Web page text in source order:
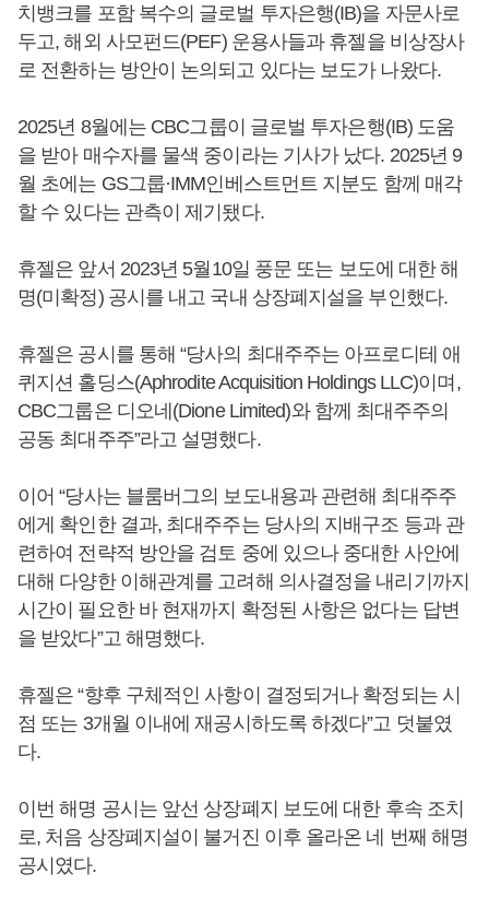
치뱅크를 포함 복수의 글로벌 투자은행(IB)을 자문사로
두고, 해외 사모펀드(PEF) 운용사들과 휴젤을 비상장사
로 전환하는 방안이 논의되고 있다는 보도가 나왔다.
2025년 8월에는 CBC그룹이 글로벌 투자은행(IB) 도움
을 받아 매수자를 물색 중이라는 기사가 났다. 2025년 9
월 초에는 GS그룹·IMM인베스트먼트 지분도 함께 매각
할 수 있다는 관측이 제기됐다.
휴젤은 앞서 2023년 5월10일 풍문 또는 보도에 대한 해
명(미확정) 공시를 내고 국내 상장폐지설을 부인했다.
휴젤은 공시를 통해 “당사의 최대주주는 아프로디테 애
퀴지션 홀딩스(Aphrodite Acquisition Holdings LLC)이며,
CBC그룹은 디오네(Dione Limited)와 함께 최대주주의
공동 최대주주”라고 설명했다.
이어 “당사는 블룸버그의 보도내용과 관련해 최대주주
에게 확인한 결과, 최대주주는 당사의 지배구조 등과 관
련하여 전략적 방안을 검토 중에 있으나 중대한 사안에
대해 다양한 이해관계를 고려해 의사결정을 내리기까지
시간이 필요한 바 현재까지 확정된 사항은 없다는 답변
을 받았다”고 해명했다.
휴젤은 “향후 구체적인 사항이 결정되거나 확정되는 시
점 또는 3개월 이내에 재공시하도록 하겠다”고 덧붙였
다.
이번 해명 공시는 앞선 상장폐지 보도에 대한 후속 조치
로, 처음 상장폐지설이 불거진 이후 올라온 네 번째 해명
공시였다.